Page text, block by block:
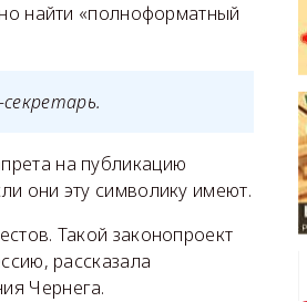
найти «полноформатный
на публикацию
они эту символику имеют.
Такой законопроект
рассказала
Чернега.